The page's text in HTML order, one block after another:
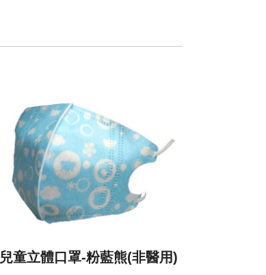
兒童立體口罩-粉藍熊(非醫用)